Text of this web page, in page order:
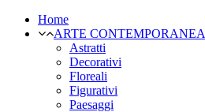
Home
ARTE CONTEMPORANEA
Astratti
Decorativi
Floreali
Figurativi
Paesaggi